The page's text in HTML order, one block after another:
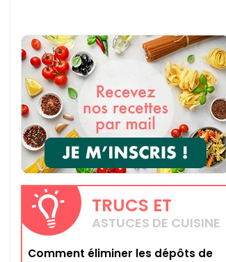
TRUCS ET
ASTUCES DE CUISINE
Comment éliminer les dépôts de